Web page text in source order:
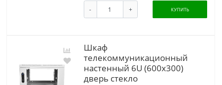
- + КУПИТЬ
Шкаф
телекоммуникационный
настенный 6U (600х300)
дверь стекло